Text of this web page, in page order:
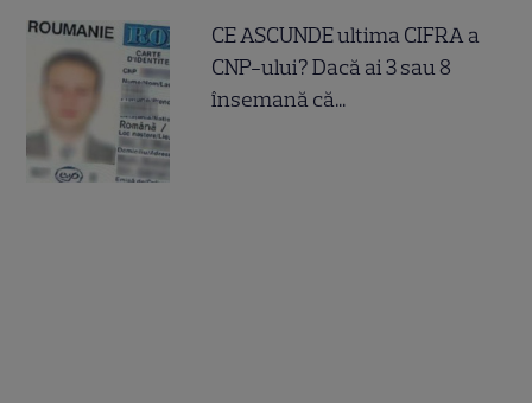
CE ASCUNDE ultima CIFRA a
CNP-ului? Dacă ai 3 sau 8
însemană că...